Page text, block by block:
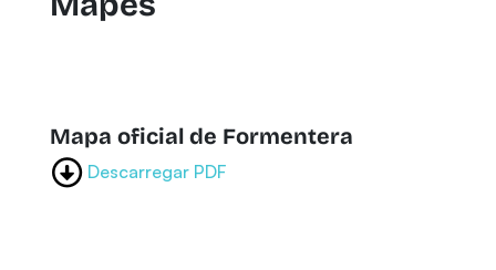
Mapa oficial de Formentera
Descarregar PDF